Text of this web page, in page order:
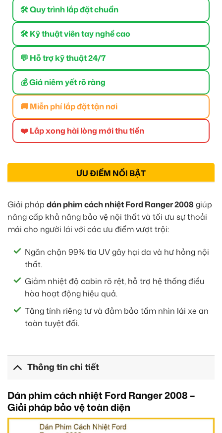
🛠 Quy trình lắp đặt chuẩn
🛠 Kỹ thuật viên tay nghề cao
💬 Hỗ trợ kỹ thuật 24/7
💰 Giá niêm yết rõ ràng
🚚 Miễn phí lắp đặt tận nơi
❤️ Lắp xong hài lòng mới thu tiền
ƯU ĐIỂM NỔI BẬT
Giải pháp dán phim cách nhiệt Ford Ranger 2008giúp
nâng cấp khả năng bảo vệ nội thất và tối ưu sự thoải
mái cho người lái với các ưu điểm vượt trội:
Ngăn chặn 99% tia UV gây hại da và hư hỏng nội
thất.
Giảm nhiệt độ cabin rõ rệt, hỗ trợ hệ thống điều
hòa hoạt động hiệu quả.
Tăng tính riêng tư và đảm bảo tầm nhìn lái xe an
toàn tuyệt đối.
Thông tin chi tiết
Dán phim cách nhiệt Ford Ranger 2008 –
Giải pháp bảo vệ toàn diện